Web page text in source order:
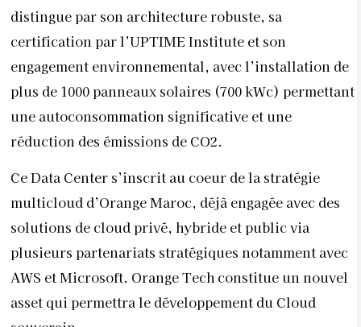
distingue par son architecture robuste, sa
certification par l’UPTIME Institute et son
engagement environnemental, avec l’installation de
plus de 1000 panneaux solaires (700 kWc) permettant
une autoconsommation significative et une
réduction des émissions de CO2.
Ce Data Center s’inscrit au coeur de la stratégie
multicloud d’Orange Maroc, déjà engagée avec des
solutions de cloud privé, hybride et public via
plusieurs partenariats stratégiques notamment avec
AWS et Microsoft. Orange Tech constitue un nouvel
asset qui permettra le développement du Cloud